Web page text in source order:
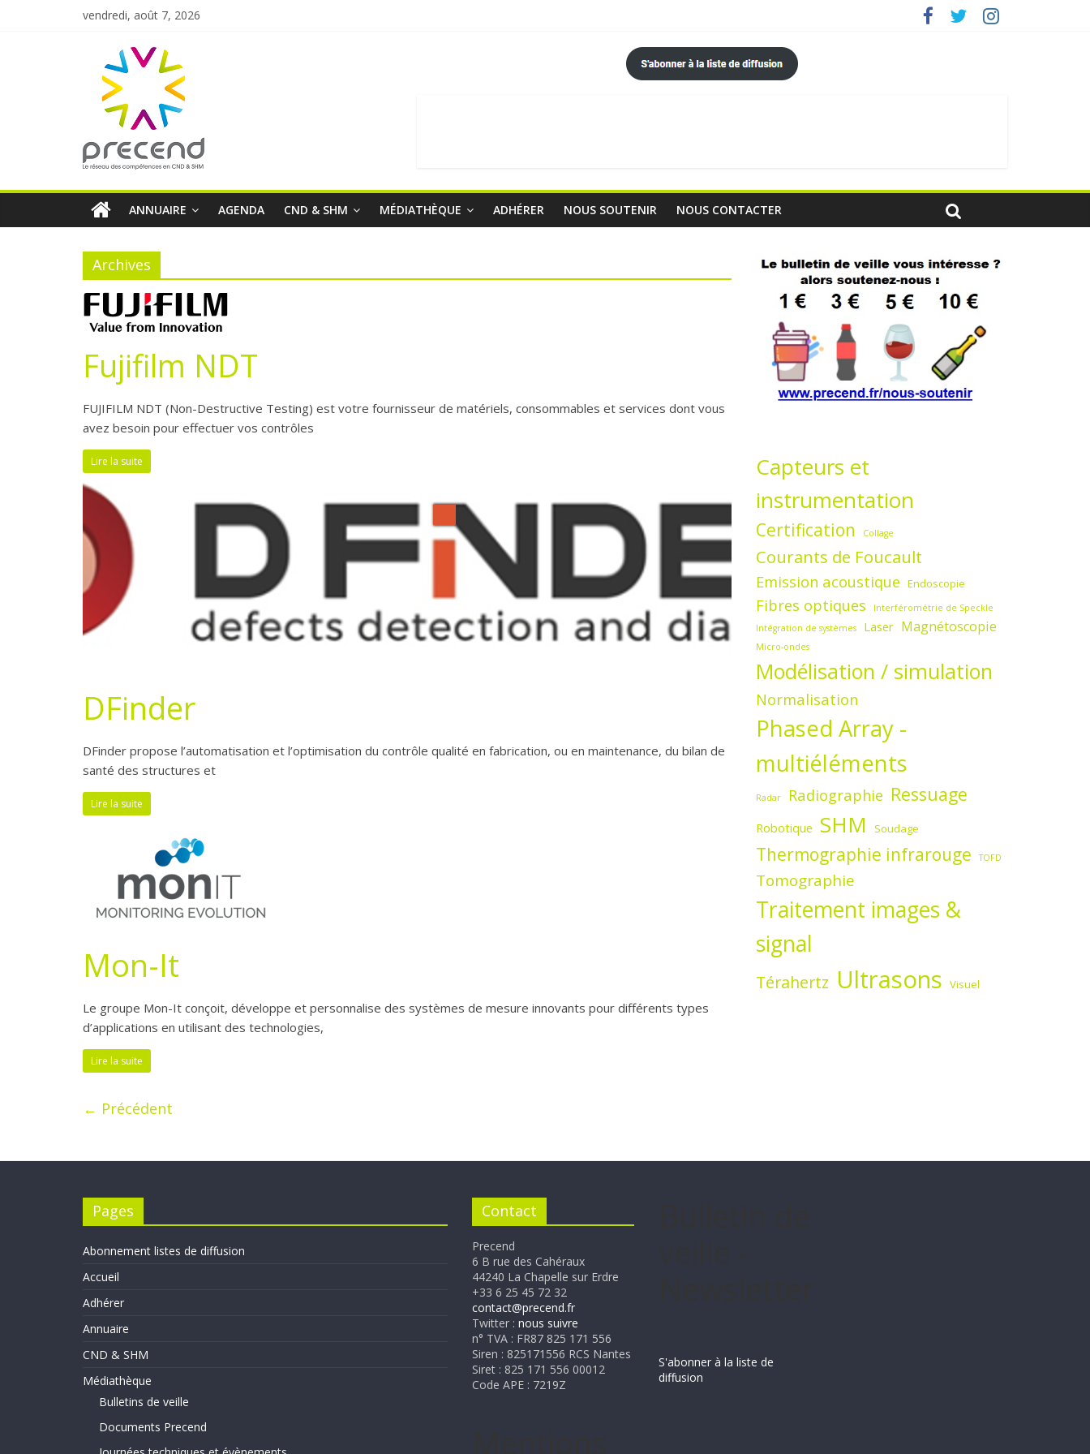
vendredi, août 7, 2026
ANNUAIRE AGENDA CND & SHM MÉDIATHÈQUE ADHÉRER NOUS SOUTENIR NOUS CONTACTER
Archives
Fujifilm NDT
FUJIFILM NDT (Non-Destructive Testing) est votre fournisseur de matériels, consommables et services dont vous
avez besoin pour effectuer vos contrôles
Lire la suite
DFinder
DFinder propose l’automatisation et l’optimisation du contrôle qualité en fabrication, ou en maintenance, du bilan de
santé des structures et
Lire la suite
Mon-It
Le groupe Mon-It conçoit, développe et personnalise des systèmes de mesure innovants pour différents types
d’applications en utilisant des technologies,
Lire la suite
← Précédent
Capteurs et
instrumentation
Certification Collage
Courants de Foucault
Emission acoustique Endoscopie
Fibres optiques
Interférométrie de Speckle
Intégration de systèmes
Laser Magnétoscopie
Micro-ondes
Modélisation / simulation
Normalisation
Phased Array -
multiéléments
Radar Radiographie Ressuage
Robotique SHM Soudage
Thermographie infrarouge TOFD
Tomographie
Traitement images &
signal
Térahertz Ultrasons Visuel
Pages
Abonnement listes de diffusion
Accueil
Adhérer
Annuaire
CND & SHM
Médiathèque
Bulletins de veille
Documents Precend
Contact
Precend
6 B rue des Cahéraux
44240 La Chapelle sur Erdre
+33 6 25 45 72 32
contact@precend.fr
Twitter : nous suivre
n° TVA : FR87 825 171 556
Siren : 825171556 RCS Nantes
Siret : 825 171 556 00012
Code APE : 7219Z
S'abonner à la liste de
diffusion